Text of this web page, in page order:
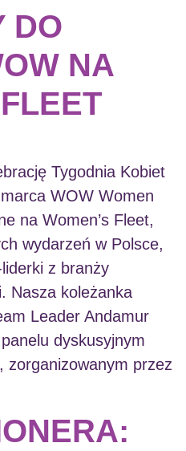
DO
NA
Tygodnia Kobiet
WOW Women
na Women’s Fleet,
wydarzeń w Polsce,
z branży
Nasza koleżanka
Leader Andamur
panelu dyskusyjnym
zorganizowanym przez